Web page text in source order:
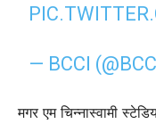
— BCCI
मगर एम चिन्नास्वामी